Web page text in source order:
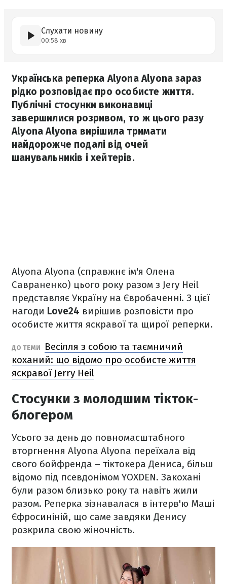
Слухати новину
00:58 хв
Українська реперка Alyona Alyona зараз
рідко розповідає про особисте життя.
Публічні стосунки виконавиці
завершилися розривом, то ж цього разу
Alyona Alyona вирішила тримати
найдорожче подалі від очей
шанувальників і хейтерів.
Alyona Alyona (справжнє ім'я Олена
Савраненко) цього року разом з Jery Heil
представляє Україну на Євробаченні. З цієї
нагоди Love24 вирішив розповісти про
особисте життя яскравої та щирої реперки.
ДО ТЕМИ
Весілля з собою та таємничий
коханий: що відомо про особисте життя
яскравої Jerry Heil
Стосунки з молодшим тікток-
блогером
Усього за день до повномасштабного
вторгнення Alyona Alyona переїхала від
свого бойфренда – тіктокера Дениса, більш
відомо під псевдонімом YOXDEN. Закохані
були разом близько року та навіть жили
разом. Реперка зізнавалася в інтерв'ю Маші
Єфросиніній, що саме завдяки Денису
розкрила свою жіночність.